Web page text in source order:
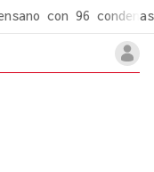
con 96 condenas